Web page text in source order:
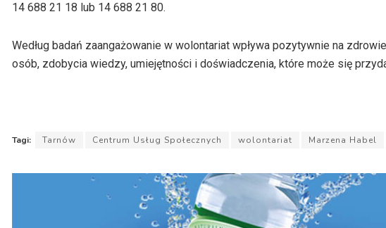
14 688 21 18 lub 14 688 21 80.
Według badań zaangażowanie w wolontariat wpływa pozytywnie na
osób, zdobycia wiedzy, umiejętności i doświadczenia, które może się
Tagi: Tarnów Centrum Usług Społecznych wolontariat Marzena Habel